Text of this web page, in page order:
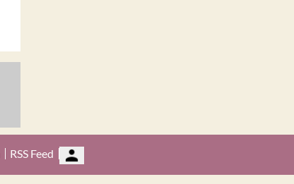
RSS Feed